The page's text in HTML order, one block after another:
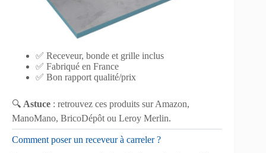
✅ Receveur, bonde et grille inclus
✅ Fabriqué en France
✅ Bon rapport qualité/prix
🔍 Astuce : retrouvez ces produits sur Amazon,
ManoMano, BricoDépôt ou Leroy Merlin.
Comment poser un receveur à carreler ?